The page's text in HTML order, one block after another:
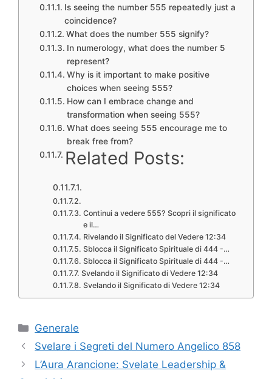
Is seeing the number 555 repeatedly just a
coincidence?
What does the number 555 signify?
In numerology, what does the number 5
represent?
Why is it important to make positive
choices when seeing 555?
How can I embrace change and
transformation when seeing 555?
What does seeing 555 encourage me to
break free from?
Related Posts:
Continui a vedere 555? Scopri il significato
e il…
Rivelando il Significato del Vedere 12:34
Sblocca il Significato Spirituale di 444 -…
Sblocca il Significato Spirituale di 444 -…
Svelando il Significato di Vedere 12:34
Svelando il Significato di Vedere 12:34
Categories
Generale
Svelare i Segreti del Numero Angelico 858
L’Aura Arancione: Svelate Leadership &